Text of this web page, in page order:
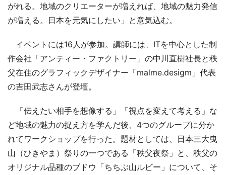
がれる。地域のクリエーターが増えれば、地域の魅力発信
が増える。日本を元気にしたい」と意気込む。
イベントには16人が参加。講師には、ITを中心とした制
作会社「アンティー・ファクトリー」の中川直樹社長と秩
父在住のグラフィックデザイナー「malme.desigm」代表
の吉田武志さんが登壇。
「伝えたい相手を想像する」「視点を変えて考える」な
ど地域の魅力の捉え方を学んだ後、4つのグループに分か
れてワークショップを行った。題材としては、日本三大曳
山（ひきやま）祭りの一つである「秩父夜祭」と、秩父の
オリジナル品種のブドウ「ちちぶ山ルビー」について、そ